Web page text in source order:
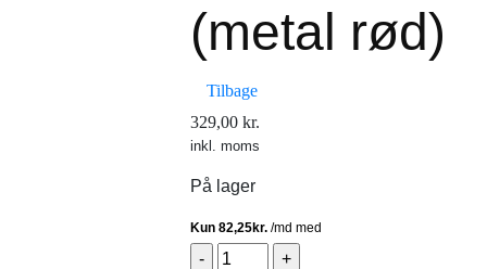
(metal rød)
Tilbage
329,00 kr.
inkl. moms
På lager
Samlestykke